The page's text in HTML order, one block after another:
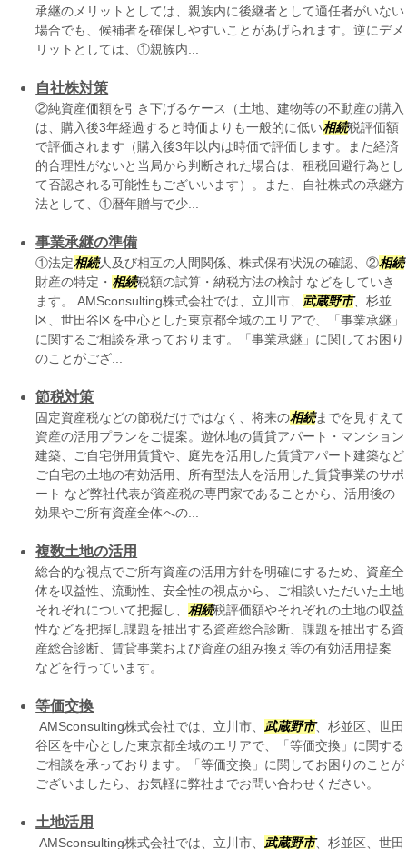
承継のメリットとしては、親族内に後継者として適任者がいない
場合でも、候補者を確保しやすいことがあげられます。逆にデメ
リットとしては、①親族内...
自社株対策
②純資産価額を引き下げるケース（土地、建物等の不動産の購入
は、購入後3年経過すると時価よりも一般的に低い相続税評価額
で評価されます（購入後3年以内は時価で評価します。また経済
的合理性がないと当局から判断された場合は、租税回避行為とし
て否認される可能性もございいます）。また、自社株式の承継方
法として、①暦年贈与で少...
事業承継の準備
①法定相続人及び相互の人間関係、株式保有状況の確認、②相続
財産の特定・相続税額の試算・納税方法の検討 などをしていき
ます。 AMSconsulting株式会社では、立川市、 武蔵野市、杉並
区、世田谷区を中心とした東京都全域のエリアで、「事業承継」
に関するご相談を承っております。「事業承継」に関してお困り
のことがござ...
節税対策
固定資産税などの節税だけではなく、将来の相続までを見すえて
資産の活用プランをご提案。遊休地の賃貸アパート・マンション
建築、ご自宅併用賃貸や、庭先を活用した賃貸アパート建築など
ご自宅の土地の有効活用、所有型法人を活用した賃貸事業のサポ
ート など弊社代表が資産税の専門家であることから、活用後の
効果やご所有資産全体への...
複数土地の活用
総合的な視点でご所有資産の活用方針を明確にするため、資産全
体を収益性、流動性、安全性の視点から、ご相談いただいた土地
それぞれについて把握し、相続税評価額やそれぞれの土地の収益
性などを把握し課題を抽出する資産総合診断、課題を抽出する資
産総合診断、賃貸事業および資産の組み換え等の有効活用提案
などを行っています。
等価交換
AMSconsulting株式会社では、立川市、 武蔵野市、杉並区、世田
谷区を中心とした東京都全域のエリアで、「等価交換」に関する
ご相談を承っております。「等価交換」に関してお困りのことが
ございましたら、お気軽に弊社までお問い合わせください。
土地活用
AMSconsulting株式会社では、立川市、 武蔵野市、杉並区、世田